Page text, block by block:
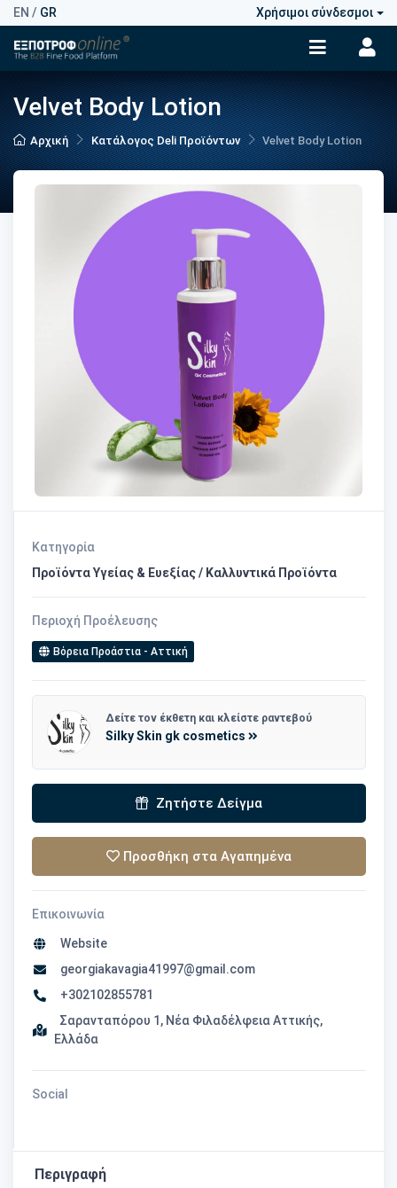
EN / GR Χρήσιμοι σύνδεσμοι
Velvet Body Lotion
Αρχική Κατάλογος Deli Προϊόντων Velvet Body Lotion
Κατηγορία
Προϊόντα Υγείας & Ευεξίας / Καλλυντικά Προϊόντα
Περιοχή Προέλευσης
Βόρεια Προάστια - Αττική
Δείτε τον έκθετη και κλείστε ραντεβού
Silky Skin gk cosmetics
Ζητήστε Δείγμα
Προσθήκη στα Αγαπημένα
Επικοινωνία
Website
georgiakavagia41997@gmail.com
+302102855781
Σαρανταπόρου 1, Νέα Φιλαδέλφεια Αττικής,
Ελλάδα
Social
Περιγραφή